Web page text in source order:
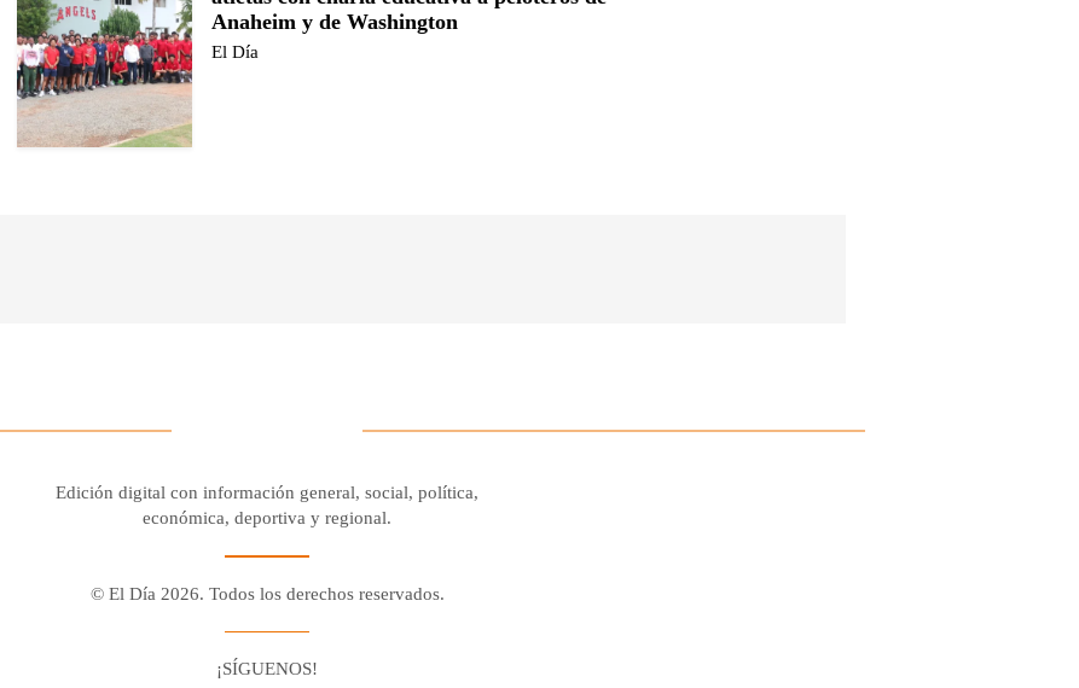
Anaheim y de Washington
El Día
Edición digital con información general, social, política,
económica, deportiva y regional.
© El Día 2026. Todos los derechos reservados.
¡SÍGUENOS!